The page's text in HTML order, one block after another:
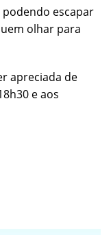
escapar
olhar para
apreciada de
e aos